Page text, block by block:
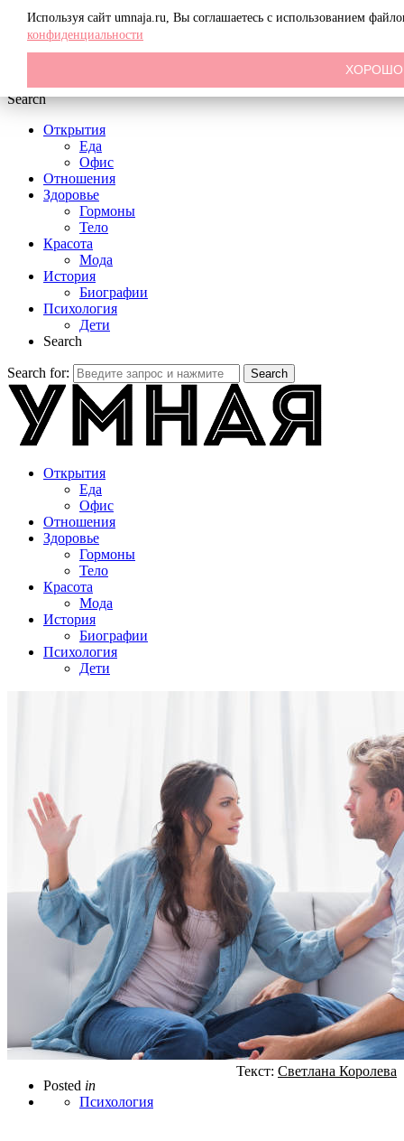
Menu
Search
Открытия
Еда
Офис
Отношения
Здоровье
Гормоны
Тело
Красота
Мода
История
Биографии
Психология
Дети
Search
Search for: Search
Открытия
Еда
Офис
Отношения
Здоровье
Гормоны
Тело
Красота
Мода
История
Биографии
Психология
Дети
Posted in
Психология
Текст: Светлана Королева
Используя сайт umnaja.ru, Вы соглашаетесь с использованием
конфиденциальности
ХОРОШО